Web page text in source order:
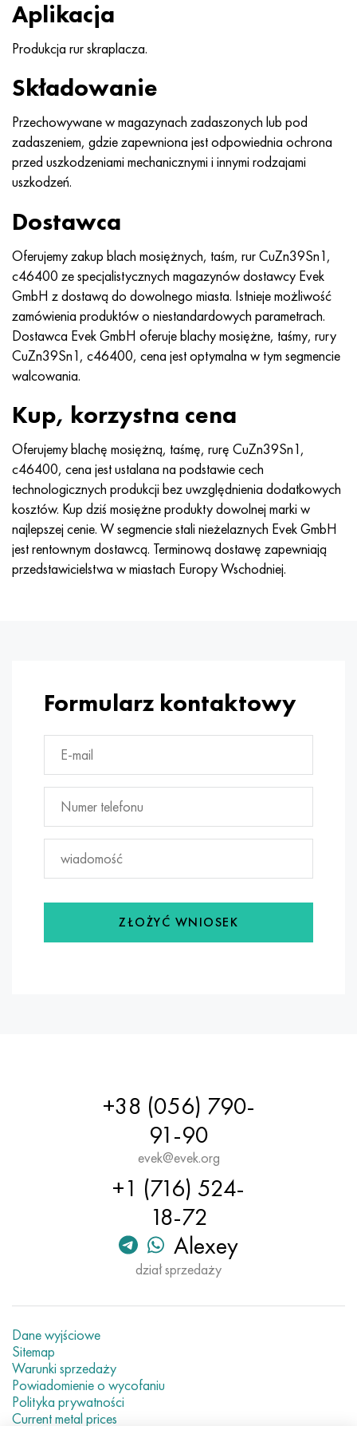
Aplikacja
Produkcja rur skraplacza.
Składowanie
Przechowywane w magazynach zadaszonych lub pod
zadaszeniem, gdzie zapewniona jest odpowiednia ochrona
przed uszkodzeniami mechanicznymi i innymi rodzajami
uszkodzeń.
Dostawca
Oferujemy zakup blach mosiężnych, taśm, rur CuZn39Sn1,
c46400 ze specjalistycznych magazynów dostawcy Evek
GmbH z dostawą do dowolnego miasta. Istnieje możliwość
zamówienia produktów o niestandardowych parametrach.
Dostawca Evek GmbH oferuje blachy mosiężne, taśmy, rury
CuZn39Sn1, c46400, cena jest optymalna w tym segmencie
walcowania.
Kup, korzystna cena
Oferujemy blachę mosiężną, taśmę, rurę CuZn39Sn1,
c46400, cena jest ustalana na podstawie cech
technologicznych produkcji bez uwzględnienia dodatkowych
kosztów. Kup dziś mosiężne produkty dowolnej marki w
najlepszej cenie. W segmencie stali nieżelaznych Evek GmbH
jest rentownym dostawcą. Terminową dostawę zapewniają
przedstawicielstwa w miastach Europy Wschodniej.
Formularz kontaktowy
ZŁOŻYĆ WNIOSEK
+38 (056) 790-
91-90
evek@evek.org
+1 (716) 524-
18-72
Alexey
dział sprzedaży
Dane wyjściowe
Sitemap
Warunki sprzedaży
Powiadomienie o wycofaniu
Polityka prywatności
Current metal prices
Nimonic 90
Nimonic 263
Haynesa 25
Haynesa 188
Haynesa 230
Hastelloy b3
Hastelloy c4
Hastelloy c22
Hastelloy C-276
Hastelloy C2000
Hastelloy 3
Hastelloy x
Udimet 500
Udimet 720
rura precyzyjna
H70MFV
AM-350 - poprawka 5548
AM-355 - poprawka 5547
Custom 450® - bez S45000
Grecki Ascoloy 418
Rura odporna na korozję
45Х14Н14В2М
50X14MF
65X13
90X18MF
95X18
ac35g2, 36smnpb14, 1.0765
38x2n2ma, 34CrNiMo6, 40NiCrMo7
40hn2ma, 34CrNiMo4, 36hnm
38h, 37h
38XA, 37Cr4, AISI 5135
40G, 40Mn4, AISI 1035
38XM, 42CrMo4, AISI 1.7225
40ХН, 36NiCr6, AISI 3135
40XFA, 1.7223, AISI 4142
45X, 45h, 1,7035
45HN2MFA, k2425, 45hnmf
A40G, 44smn28, 1.0762, 46s20